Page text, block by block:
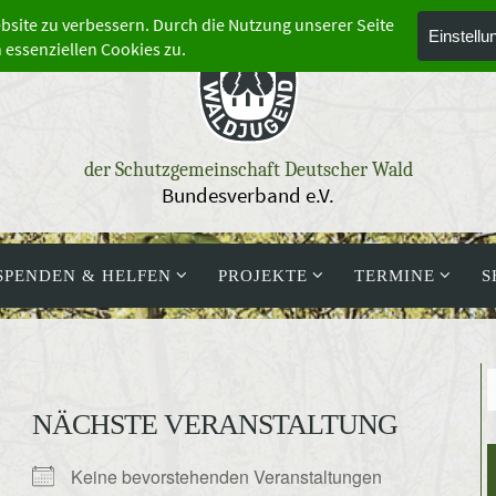
der Schutzgemeinschaft Deutscher Wald
Bundesverband e.V.
& HELFEN PROJEKTE TERMINE
NÄCHSTE VERANSTALTUNG
Keine bevorstehenden Veranstaltungen